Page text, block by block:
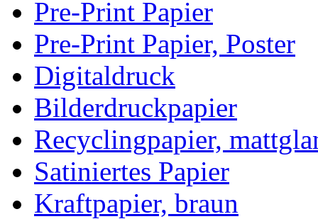
Pre-Print Papier
Pre-Print Papier, Poster
Digitaldruck
Bilderdruckpapier
Recyclingpapier,
Satiniertes Papier
Kraftpapier, braun